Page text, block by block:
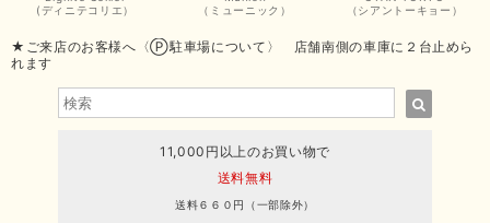
(ディニテコリエ）
（ミューニック）
（シアントーキョー）
★ご来店のお客様へ〈Ⓟ駐車場について〉 店舗南側の車庫に２台止めら
れます
11,000円以上のお買い物で
送料無料
送料６６０円（一部除外）